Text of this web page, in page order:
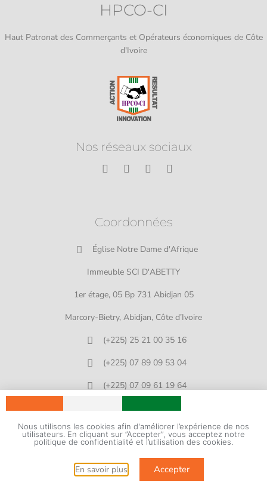
HPCO-CI
Haut Patronat des Commerçants et Opérateurs économiques de Côte
d'Ivoire
Nos réseaux sociaux
Coordonnées
Église Notre Dame d'Afrique
Immeuble SCI D'ABETTY
1er étage, 05 Bp 731 Abidjan 05
Marcory-Bietry, Abidjan, Côte d’Ivoire
(+225) 25 21 00 35 16
(+225) 07 89 09 53 04
(+225) 07 09 61 19 64
infoshpcoci@gmail.com
© 2026 HPCO-CI
Nous utilisons les cookies afin d'améliorer l’expérience de nos
utilisateurs. En cliquant sur ”Accepter”, vous acceptez notre
politique de confidentialité et l’utilisation des cookies.
En savoir plus Accepter